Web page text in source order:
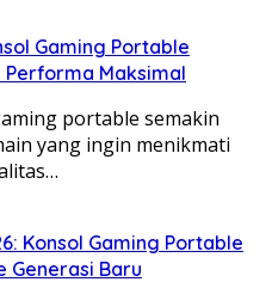
Gaming Portable
Maksimal
portable semakin
yang ingin menikmati
Konsol Gaming Portable
Generasi Baru